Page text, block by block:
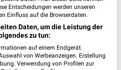
Entscheidungen werden unseren
Einfluss auf die Browserdaten.
Daten, um die Leistung der
zu tun:
auf einem Endgerät.
von Werbeanzeigen. Erstellung
Verwendung von Profilen zur